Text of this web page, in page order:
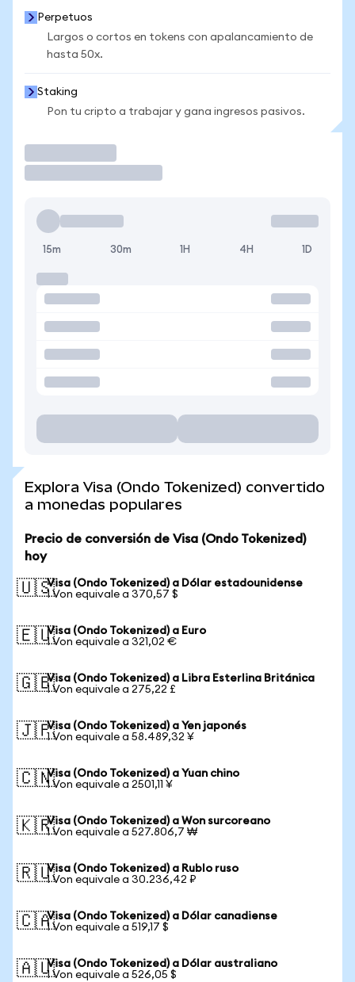
Perpetuos
Largos o cortos en tokens con apalancamiento de
hasta 50x.
Staking
Pon tu cripto a trabajar y gana ingresos pasivos.
15m 30m 1H 4H 1D
Explora Visa (Ondo Tokenized) convertido
a monedas populares
Precio de conversión de Visa (Ondo Tokenized)
hoy
🇺🇸Visa (Ondo Tokenized) a Dólar estadounidense
1 Von equivale a 370,57 $
🇪🇺Visa (Ondo Tokenized) a Euro
1 Von equivale a 321,02 €
🇬🇧Visa (Ondo Tokenized) a Libra Esterlina Británica
1 Von equivale a 275,22 £
🇯🇵Visa (Ondo Tokenized) a Yen japonés
1 Von equivale a 58.489,32 ¥
🇨🇳Visa (Ondo Tokenized) a Yuan chino
1 Von equivale a 2501,11 ¥
🇰🇷Visa (Ondo Tokenized) a Won surcoreano
1 Von equivale a 527.806,7 ₩
🇷🇺Visa (Ondo Tokenized) a Rublo ruso
1 Von equivale a 30.236,42 ₽
🇨🇦Visa (Ondo Tokenized) a Dólar canadiense
1 Von equivale a 519,17 $
🇦🇺Visa (Ondo Tokenized) a Dólar australiano
1 Von equivale a 526,05 $